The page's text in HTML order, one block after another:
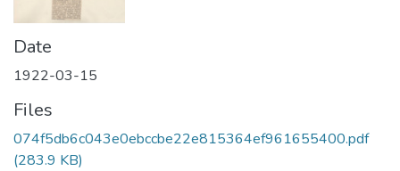
Date
1922-03-15
Files
074f5db6c043e0ebccbe22e815364ef961655400.pdf
(283.9 KB)